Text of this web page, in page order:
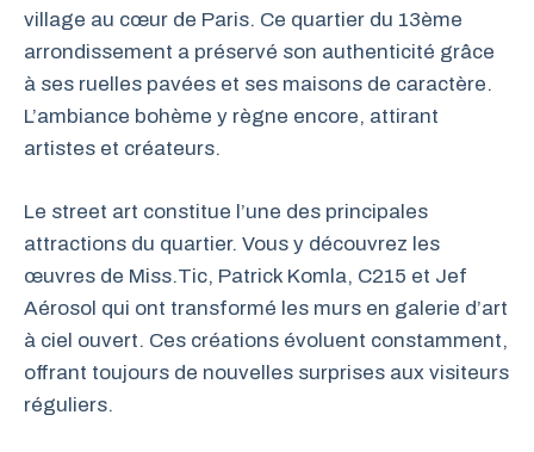
village au cœur de Paris. Ce quartier du 13ème
arrondissement a préservé son authenticité grâce
à ses ruelles pavées et ses maisons de caractère.
L’ambiance bohème y règne encore, attirant
artistes et créateurs.
Le street art constitue l’une des principales
attractions du quartier. Vous y découvrez les
œuvres de Miss.Tic, Patrick Komla, C215 et Jef
Aérosol qui ont transformé les murs en galerie d’art
à ciel ouvert. Ces créations évoluent constamment,
offrant toujours de nouvelles surprises aux visiteurs
réguliers.